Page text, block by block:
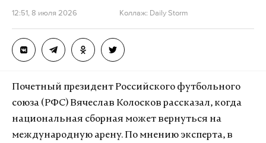
#москва #штраф #благоустройство
12:51, 8 июля 2026 Коллаж: Daily Storm
Почетный президент Российского футбольного
союза (РФС) Вячеслав Колосков рассказал, когда
национальная сборная может вернуться на
международную арену. По мнению эксперта, в